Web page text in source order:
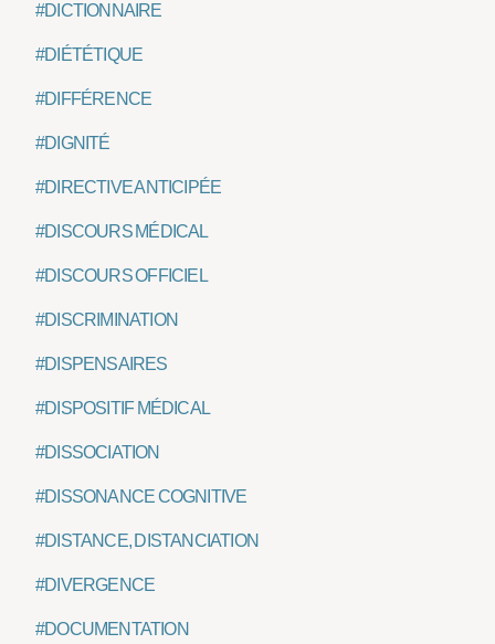
#DICTIONNAIRE
#DIÉTÉTIQUE
#DIFFÉRENCE
#DIGNITÉ
#DIRECTIVE ANTICIPÉE
#DISCOURS MÉDICAL
#DISCOURS OFFICIEL
#DISCRIMINATION
#DISPENSAIRES
#DISPOSITIF MÉDICAL
#DISSOCIATION
#DISSONANCE COGNITIVE
#DISTANCE, DISTANCIATION
#DIVERGENCE
#DOCUMENTATION